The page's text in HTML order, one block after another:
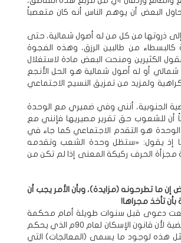
البعض أن يوهم الناس أنه كان متعصباً
ذروتها من كل من له أصول شمالية، حتى
من طالبين الرزق، وهذه الفجوة
التي زرعتها سلطة 7/7 خدرت عقول الكثيرين ومنحت البعض مادة لاستغلال
أو له أصول شمالية هو الحل الأنجع
ولمزيد من تمزيق النسيج الاجتماعي
الجنوبية، أنني وفي ضميري مع الوحدة
أن للشعوب حق تقرير مصيريها فإنني مع
هو التقدم الاجتماعي كما جاء في
إذ يقول: «ستظل وحدة الشعب وتقدمه
الحرف ركيكة المعنى إذا لم تكن من
ما تطرحونه (مزايدة)، وبأن الأمر يجب أن
تأخذ مجراها!
دعوى قبل سنوات طويلة أمام محكمة
صيرة الابتدائية، وقد استبعدت المحكمة النظر في القضية لأن قانون الإسكان لعام 90م الذي يحكم
هذه لوجود ما يسمى (المعالجات) التي